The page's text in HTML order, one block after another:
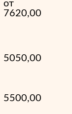
от
7620,00
5050,00
5500,00